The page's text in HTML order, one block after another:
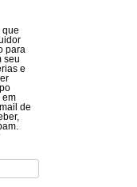
que
para
seu
e
em
de